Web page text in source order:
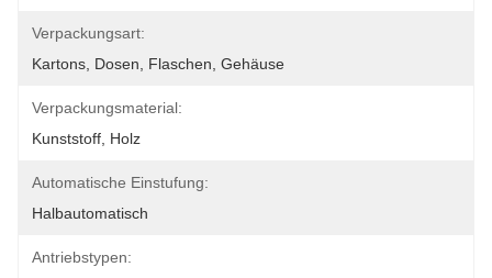
Verpackungsart:
Kartons, Dosen, Flaschen, Gehäuse
Verpackungsmaterial:
Kunststoff, Holz
Automatische Einstufung:
Halbautomatisch
Antriebstypen: